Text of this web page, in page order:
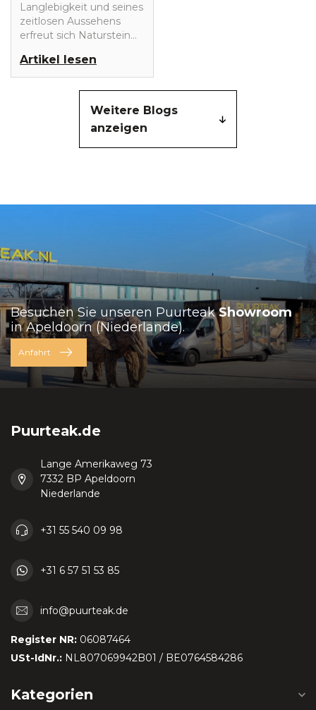
Langlebigkeit und seines
zeitlosen Aussehens
erfreut sich Naturstein
Badezimmern und
Küchen großer
Beliebtheit. Um die Optik
Ihres Naturstein-
erhalten, ist es jedoch
unerlässlich, es
Damit das so bleibt
befolgen.
Artikel lesen
Weitere Blogs
anzeigen
Besuchen Sie unseren PuurteakShowroom
in Apeldoorn (Niederlande).
Anfahrt
Puurteak.de
Lange Amerikaweg 73
7332 BP Apeldoorn
Niederlande
+31 55 540 09 98
+31 6 57 51 53 85
info@puurteak.de
Register NR: 06087464
USt-IdNr.: NL807069942B01 / BE0764584286
Kategorien